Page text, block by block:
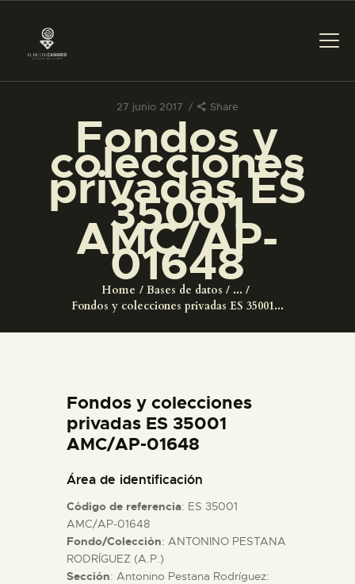
27 junio 2017 Share
Fondos y
colecciones
privadas ES
35001
AMC/AP-
01648
Home Bases de datos
...
Fondos y colecciones privadas ES 35001...
PREPARAR LA VISITA
ACTIVIDADES
█
EL MUSEO
ESPAÑOL
ACTIVIDADES
█
Fondos y colecciones
privadas ES 35001
AMC/AP-01648
Área de identificación
Código de referencia: ES 35001
AMC/AP-01648
Fondo/Colección: ANTONINO PESTANA
RODRÍGUEZ (A.P.)
Sección: Antonino Pestana Rodríguez: